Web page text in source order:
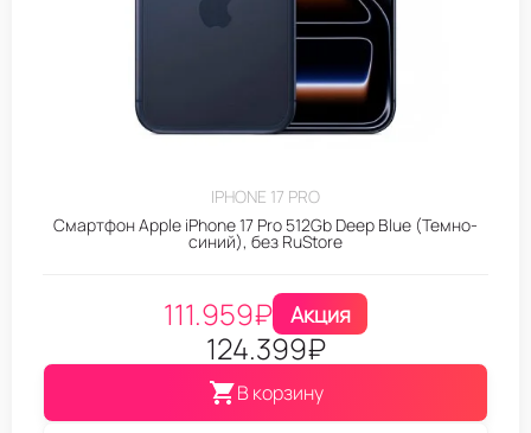
IPHONE 17 PRO
Смартфон Apple iPhone 17 Pro 512Gb Deep Blue (Темно-
синий), без RuStore
111.959₽ Акция
124.399₽
В корзину